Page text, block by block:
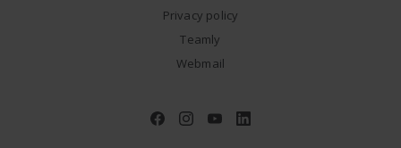
Privacy policy
Teamly
Webmail